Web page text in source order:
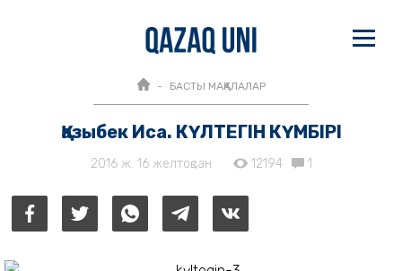
БАСТЫ МАҚАЛАЛАР
Қазыбек Иса. КҮЛТЕГІН КҮМБІРІ
2016 ж. 16 желтоқсан 12194 1